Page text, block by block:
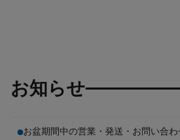
お知らせ
お盆期間中の営業・発送・お問い合